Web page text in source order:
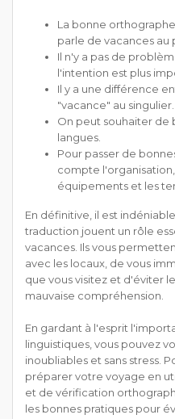
La bonne
parle de vacances au
Il n'y a pas de
l'intention est plus
Il y a une différence
"vacance" au singulier.
On peut souhaiter de
langues.
Pour passer de
compte
équipements et les
En définitive, il est
traduction jouent un rôle
vacances. Ils vous
avec les locaux, de vous
que vous visitez et d'éviter
mauvaise compréhension.
En gardant à l'esprit
linguistiques, vous pouvez
inoubliables et sans stress.
préparer votre voyage en
et de vérification
les bonnes pratiques pour